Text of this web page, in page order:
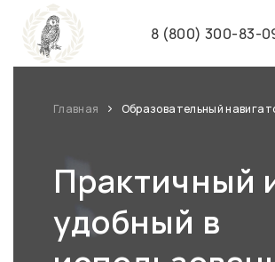
8 (800) 300-83-
Главная Образовательный
Практичный
удобный в